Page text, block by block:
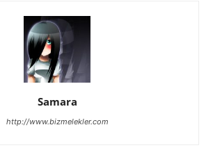
Samara
http://www.bizmelekler.com